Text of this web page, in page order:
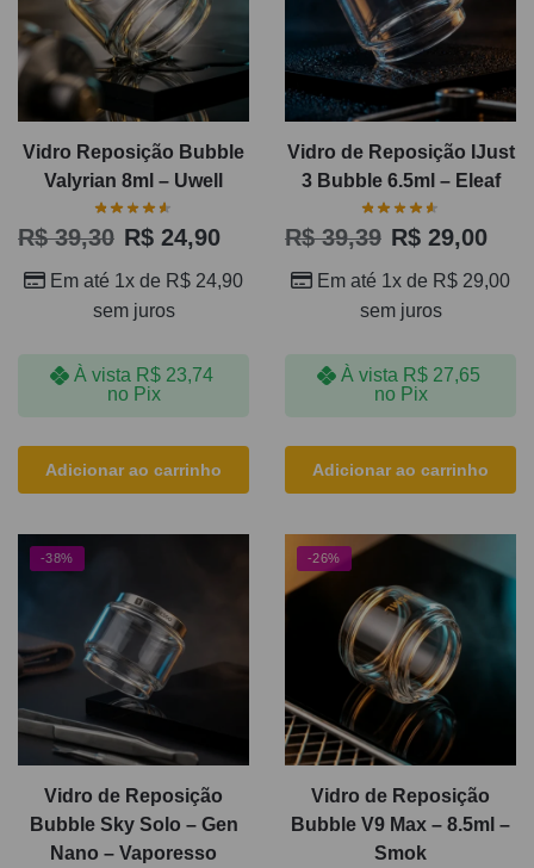
Vidro Reposição Bubble
Valyrian 8ml – Uwell
R$39,30 R$ 24,90
Em até 1x de R$ 24,90
sem juros
À vista R$23,74
no Pix
Adicionar ao carrinho
Vidro de Reposição IJust
3 Bubble 6.5ml – Eleaf
R$39,39 R$ 29,00
Em até 1x de R$ 29,00
sem juros
À vista R$27,65
no Pix
Adicionar ao carrinho
-38%
Vidro de Reposição
Bubble Sky Solo – Gen
Nano – Vaporesso
-26%
Vidro de Reposição
Bubble V9 Max – 8.5ml –
Smok